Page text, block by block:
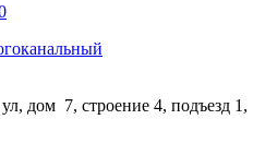
дом 7, строение 4, подъезд 1,